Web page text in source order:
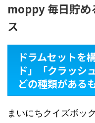
moppy 毎日貯め
ス
ドラムセットを
ド」「クラッシ
どの種類がある
まいにちクイズボッ